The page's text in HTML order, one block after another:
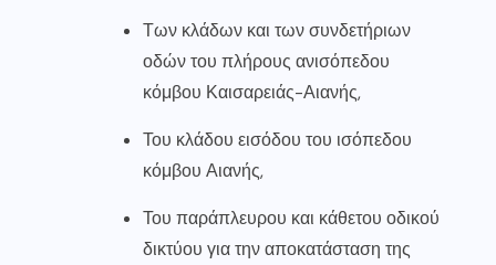
Των κλάδων και των συνδετήριων
οδών του πλήρους ανισόπεδου
κόμβου Καισαρειάς-Αιανής,
Του κλάδου εισόδου του ισόπεδου
κόμβου Αιανής,
Του παράπλευρου και κάθετου οδικού
δικτύου για την αποκατάσταση της